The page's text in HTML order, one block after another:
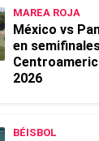
MAREA ROJA
México vs
en
2026
BÉISBOL